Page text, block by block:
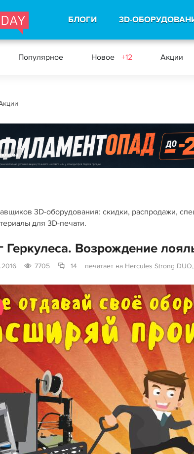
БЛОГИ 3D-
Популярное Новое +12 Акции
3D-оборудования: скидки, распродажи,
для 3D-печати.
Геркулеса. Возрождение
7705 14 печатает на Hercules Strong DUO,